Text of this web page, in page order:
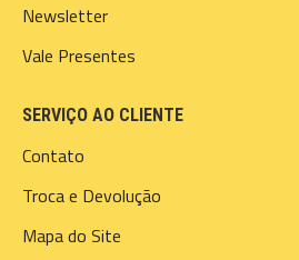
Newsletter
Vale Presentes
SERVIÇO AO CLIENTE
Contato
Troca e Devolução
Mapa do Site